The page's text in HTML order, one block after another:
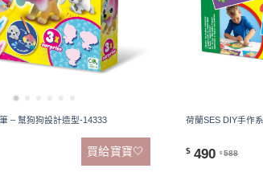
– 幫狗狗設計造型-14333
買給寶寶🤍
荷蘭SES DIY手作
$ 490 $ 588